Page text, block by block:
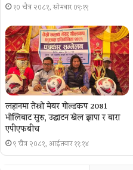
१० चैत्र २०८१, सोमबार ०९:१९
लहानमा तेस्रो मेयर गोल्डकप 2081
भोलिबाट सुरु, उद्घाटन खेल झापा र बारा
एपीएफबीच
९ चैत्र २०८१, आईतवार ११:१४